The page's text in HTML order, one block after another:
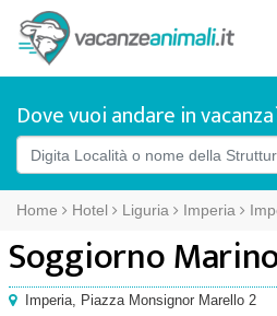
Dove vuoi andare in
Home Hotel Liguria Imperia
Soggiorno
Imperia, Piazza Monsignor Marello 2